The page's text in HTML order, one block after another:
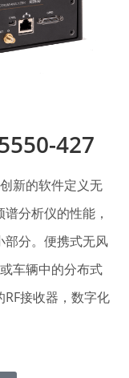
427
新的软件定义无
分析仪的性能，
部分。便携式无风
车辆中的分布式
接收器，数字化